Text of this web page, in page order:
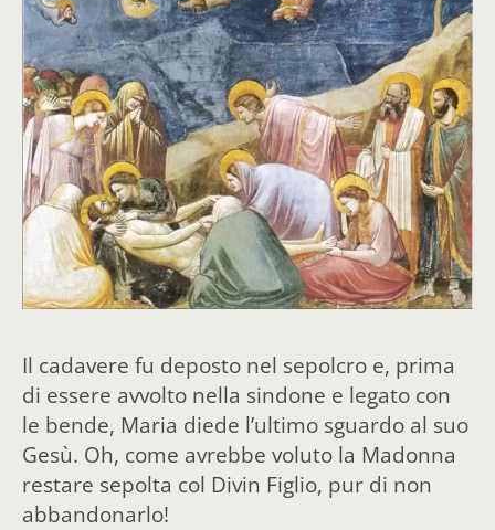
Il cadavere fu deposto nel sepolcro e, prima
di essere avvolto nella sindone e legato con
le bende, Maria diede l’ultimo sguardo al suo
Gesù. Oh, come avrebbe voluto la Madonna
restare sepolta col Divin Figlio, pur di non
abbandonarlo!